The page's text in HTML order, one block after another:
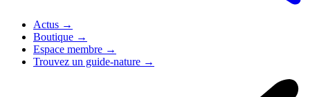
Actus →
Boutique →
Espace membre →
Trouvez un guide-nature →